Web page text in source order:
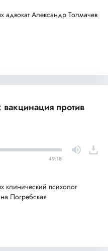
адвокат Александр Толмачев
против
49:18
клинический психолог
Погребская